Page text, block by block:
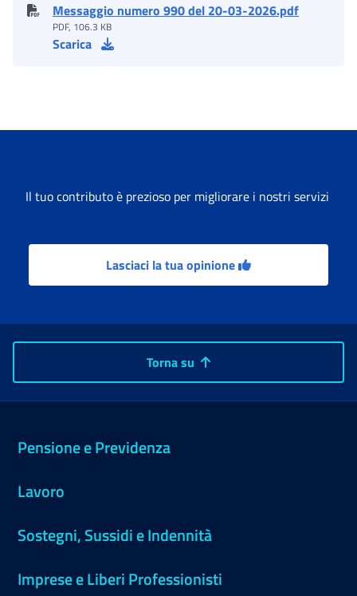
Messaggio numero 990 del 20-03-2026.pdf
PDF, 106.3 KB
Scarica
Il tuo contributo è prezioso per migliorare i nostri servizi
Lasciaci la tua opinione
Torna su
Pensione e Previdenza
Lavoro
Sostegni, Sussidi e Indennità
Imprese e Liberi Professionisti